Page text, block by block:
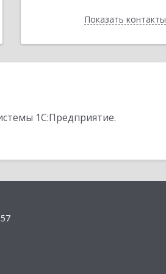
Показать контакты
Назад
1С:Предприятие.